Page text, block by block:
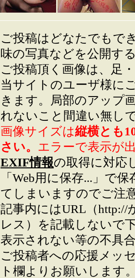
ご投稿はどなたでもで
味の写真などを公開す
ご投稿頂く画像は、足
当サイトのユーザ様に
きます。局部のアップ
れないこと間違い無し
画像サイズは縦横とも
さい。 エラーで表示が
EXIF情報の取得に対応
「Web用に保存...」で
てしまいますのでご注
記事内にはURL（
レス）を記載しないで
表示されない等の不具
ご投稿者への応援メッ
ト欄よりお願いします